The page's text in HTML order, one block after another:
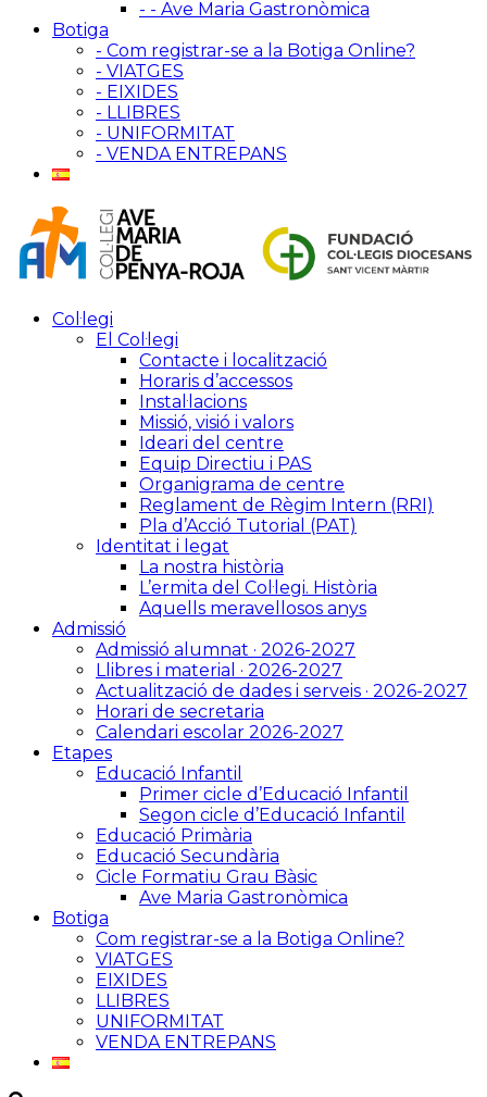
- - Ave Maria Gastronòmica
Botiga
- Com registrar-se a la Botiga Online?
- VIATGES
- EIXIDES
- LLIBRES
- UNIFORMITAT
- VENDA ENTREPANS
Col·legi
El Col·legi
Contacte i localització
Horaris d’accessos
Instal·lacions
Missió, visió i valors
Ideari del centre
Equip Directiu i PAS
Organigrama de centre
Reglament de Règim Intern (RRI)
Pla d’Acció Tutorial (PAT)
Identitat i legat
La nostra història
L’ermita del Col·legi. Història
Aquells meravellosos anys
Admissió
Admissió alumnat · 2026-2027
Llibres i material · 2026-2027
Actualització de dades i serveis · 2026-2027
Horari de secretaria
Calendari escolar 2026-2027
Etapes
Educació Infantil
Primer cicle d’Educació Infantil
Segon cicle d’Educació Infantil
Educació Primària
Educació Secundària
Cicle Formatiu Grau Bàsic
Ave Maria Gastronòmica
Botiga
Com registrar-se a la Botiga Online?
VIATGES
EIXIDES
LLIBRES
UNIFORMITAT
VENDA ENTREPANS